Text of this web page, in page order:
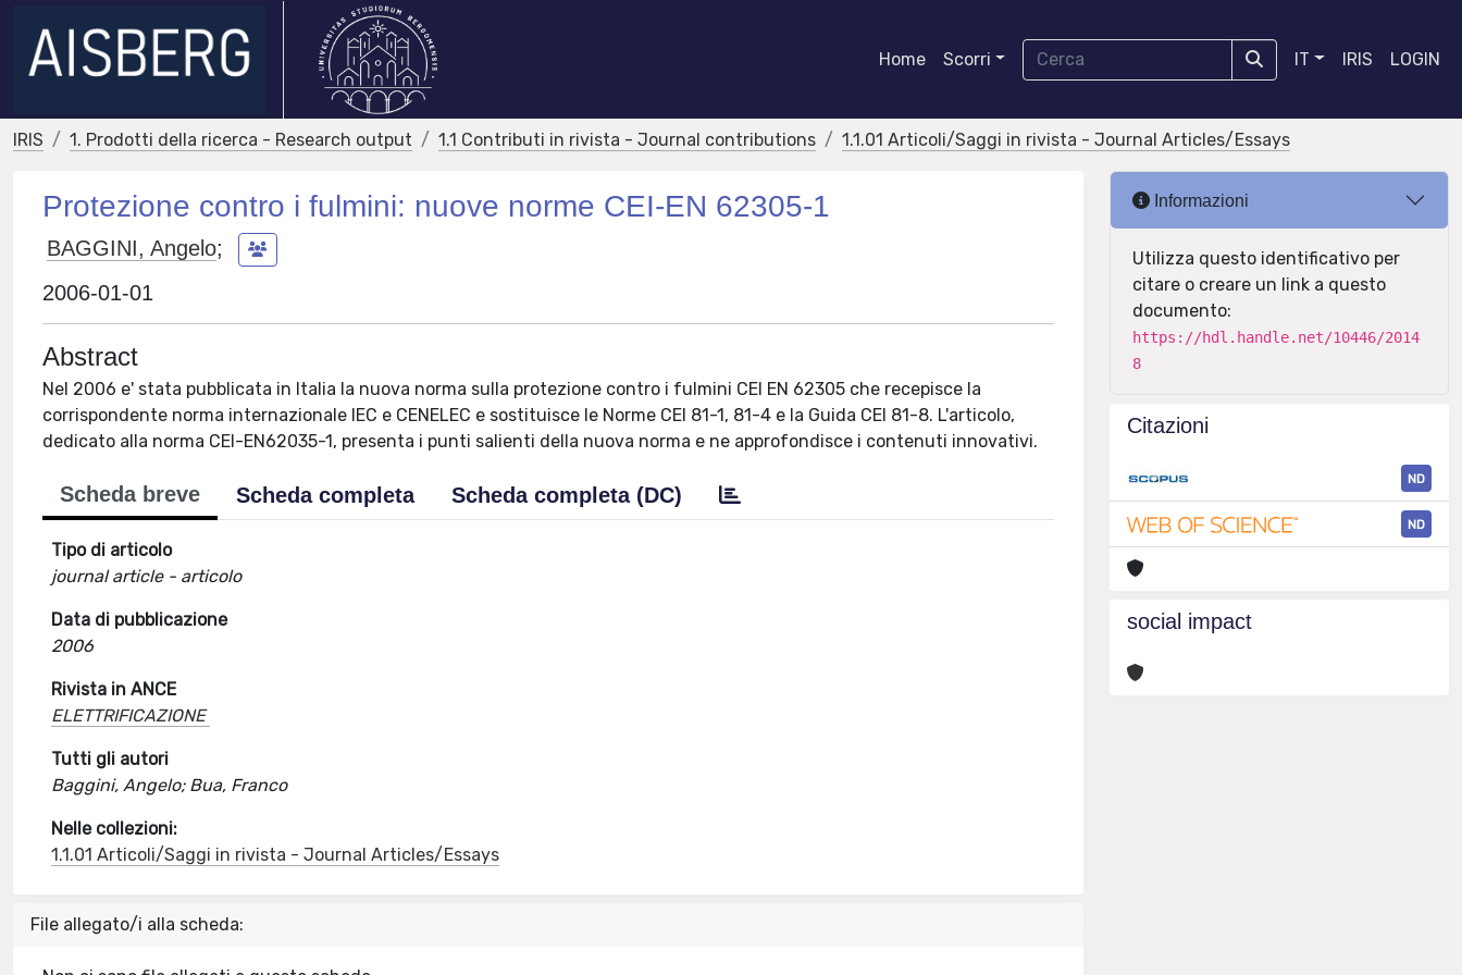
Home Scorri IT IRIS LOGIN
IRIS 1. Prodotti della ricerca - Research output 1.1 Contributi in rivista - Journal contributions 1.1.01 Articoli/Saggi in rivista - Journal Articles/Essays
Protezione contro i fulmini: nuove norme CEI-EN 62305-1
BAGGINI, Angelo;
2006-01-01
Abstract
Nel 2006 e' stata pubblicata in Italia la nuova norma sulla protezione contro i fulmini CEI EN 62305 che recepisce la
corrispondente norma internazionale IEC e CENELEC e sostituisce le Norme CEI 81-1, 81-4 e la Guida CEI 81-8. L'articolo,
dedicato alla norma CEI-EN62035-1, presenta i punti salienti della nuova norma e ne approfondisce i contenuti innovativi.
Scheda breve Scheda completa Scheda completa (DC)
Tipo di articolo
journal article - articolo
Data di pubblicazione
2006
Rivista in ANCE
ELETTRIFICAZIONE
Tutti gli autori
Baggini, Angelo; Bua, Franco
Nelle collezioni:
1.1.01 Articoli/Saggi in rivista - Journal Articles/Essays
File allegato/i alla scheda:
Informazioni
Utilizza questo identificativo per
citare o creare un link a questo
documento:
https://hdl.handle.net/10446/2014
8
Citazioni
ND
ND
social impact